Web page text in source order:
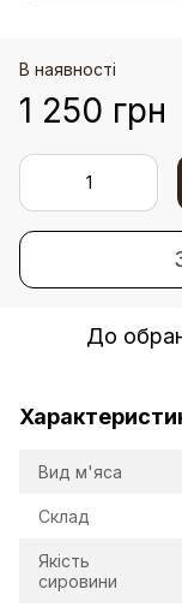
В наявності
1 250 грн
До
Вид м'яса
Склад
Якість
сировини